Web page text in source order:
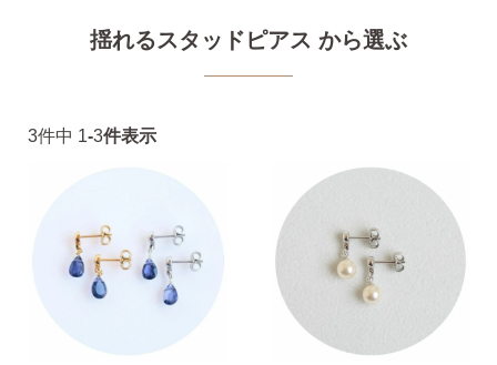
誕生石で選ぶ
インスタライブで紹介したピアス
揺れるスタッドピアス から選ぶ
3件中 1-3件表示